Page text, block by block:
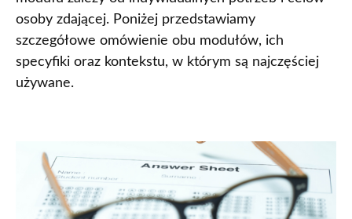
osoby zdającej. Poniżej przedstawiamy
szczegółowe omówienie obu modułów, ich
specyfiki oraz kontekstu, w którym są najczęściej
używane.